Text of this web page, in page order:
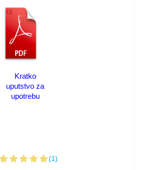
Kratko
uputstvo za
upotrebu
(1)